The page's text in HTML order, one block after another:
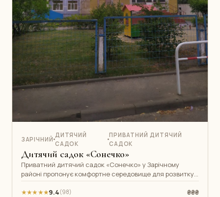
ЗАРІЧНИЙ
ДИТЯЧИЙ
САДОК
ПРИВАТНИЙ ДИТЯЧИЙ
САДОК
Дитячий садок «Сонечко»
Приватний дитячий садок «Сонечко» у Зарічному
районі пропонує комфортне середовище для розвитку
дітей від 1,5 до 6 років. Кваліфік
★★★★★9.4(98) ₴₴₴